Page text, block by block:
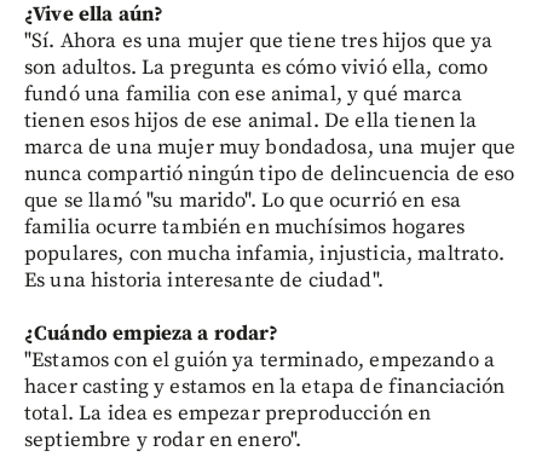
¿Vive ella aún?
"Sí. Ahora es una mujer que tiene tres hijos que ya
son adultos. La pregunta es cómo vivió ella, como
fundó una familia con ese animal, y qué marca
tienen esos hijos de ese animal. De ella tienen la
marca de una mujer muy bondadosa, una mujer que
nunca compartió ningún tipo de delincuencia de eso
que se llamó "su marido". Lo que ocurrió en esa
familia ocurre también en muchísimos hogares
populares, con mucha infamia, injusticia, maltrato.
Es una historia interesante de ciudad".
¿Cuándo empieza a rodar?
"Estamos con el guión ya terminado, empezando a
hacer casting y estamos en la etapa de financiación
total. La idea es empezar preproducción en
septiembre y rodar en enero".